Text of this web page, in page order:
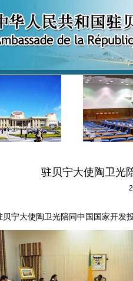
驻贝宁大使陶卫光
贝宁大使陶卫光陪同中国国家开发